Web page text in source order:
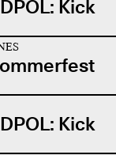
Kick
Kick